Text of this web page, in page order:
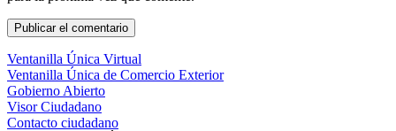
Ventanilla Única Virtual
Ventanilla Única de Comercio Exterior
Gobierno Abierto
Visor Ciudadano
Contacto ciudadano